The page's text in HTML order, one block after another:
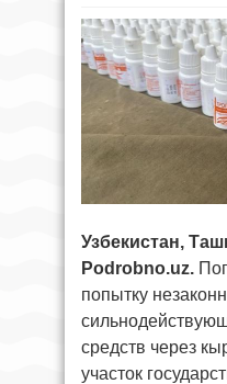
Узбекистан,
Podrobno.uz.
попытку
средств через
участок